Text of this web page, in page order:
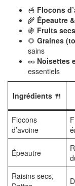
🥣 Flocons
🌾 Épeautre
🍇 Fruits secs
🌻 Graines
sains
🥜 Noisettes
essentiels
Ingrédients 🍴
Flocons
d’avoine
Épeautre
Raisins secs,